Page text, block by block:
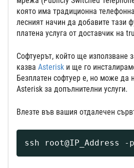
която има традиционна
лесният начин да добавите тази
платена услуга от доставчик на
Софтуерът, който ще използване
казва Asterisk и ще го
Безплатен софтуер е, но може да
Asterisk за допълнителни услуги.
Влезте във вашия отдалечен
ssh root@IP_Address -